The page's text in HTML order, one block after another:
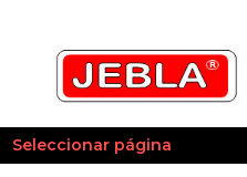
Seleccionar página